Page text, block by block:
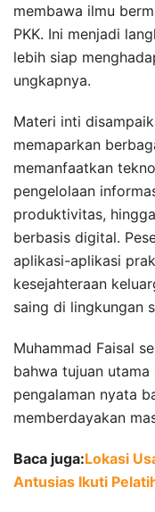
membawa ilmu
PKK. Ini menjadi
lebih siap
ungkapnya.
Materi inti
memaparkan
memanfaatkan
pengelolaan
produktivitas,
berbasis digital.
aplikasi-aplikasi
kesejahteraan
saing di lingkungan
Muhammad Faisal
bahwa tujuan
pengalaman nyata
memberdayakan
Baca juga:Lokasi
Antusias Ikuti